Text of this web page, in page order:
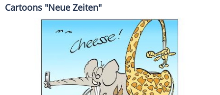
Cartoons "Neue Zeiten"